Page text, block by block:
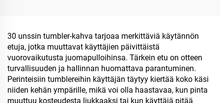
arkinpäivään ja retkeilyyn
30 unssin tumbler-kahva tarjoaa merkittäviä käytännön
etuja, jotka muuttavat käyttäjien päivittäistä
vuorovaikutusta juomapulloihinsa. Tärkein etu on otteen
turvallisuuden ja hallinnan huomattava parantuminen.
Perinteisiin tumblereihin käyttäjän täytyy kiertää koko käsi
niiden kehän ympärille, mikä voi olla haastavaa, kun pinta
muuttuu kosteudesta liukkaaksi tai kun käyttäjä pitää